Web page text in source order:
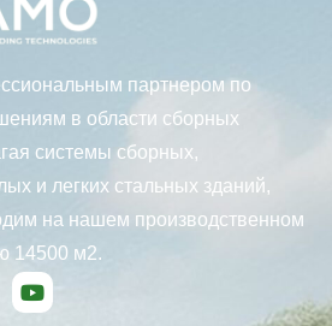
партнером по
в области сборных
системы сборных,
и легких стальных зданий,
на нашем производственном
14500 м2.